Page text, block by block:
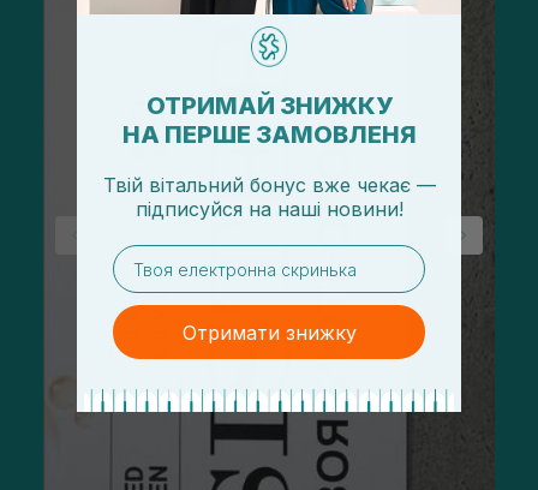
ОТРИМАЙ ЗНИЖКУ
НА ПЕРШЕ ЗАМОВЛЕНЯ
Твій вітальний бонус вже чекає —
підписуйся на наші новини!
email
Отримати знижку